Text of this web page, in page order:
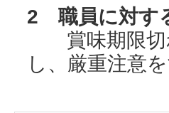
2 職員に対す
賞味期限切
し、厳重注意